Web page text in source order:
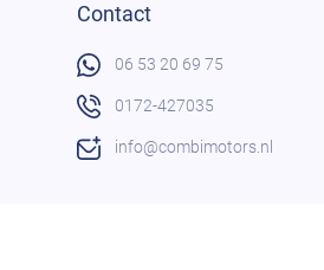
Contact
06 53 20 69 75
0172-427035
info@combimotors.nl